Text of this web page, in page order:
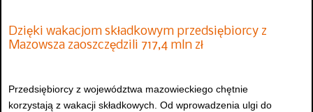
Dzięki wakacjom składkowym przedsiębiorcy z
Mazowsza zaoszczędzili 717,4 mln zł
Przedsiębiorcy z województwa mazowieckiego chętnie
korzystają z wakacji składkowych. Od wprowadzenia ulgi do